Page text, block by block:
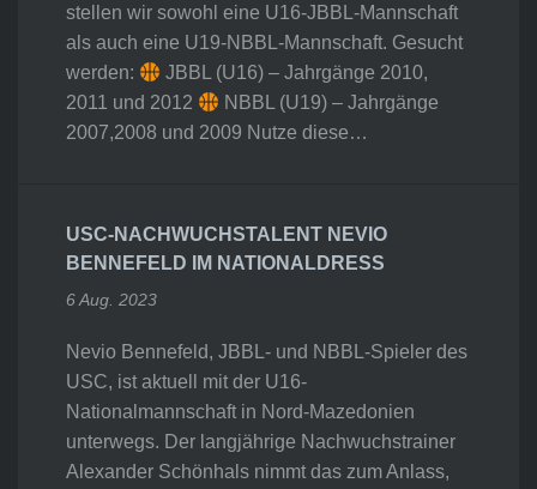
stellen wir sowohl eine U16-JBBL-Mannschaft
als auch eine U19-NBBL-Mannschaft. Gesucht
werden:
JBBL (U16) – Jahrgänge 2010,
2011 und 2012
NBBL (U19) – Jahrgänge
2007,2008 und 2009 Nutze diese…
USC-NACHWUCHSTALENT NEVIO
BENNEFELD IM NATIONALDRESS
6 Aug. 2023
Nevio Bennefeld, JBBL- und NBBL-Spieler des
USC, ist aktuell mit der U16-
Nationalmannschaft in Nord-Mazedonien
unterwegs. Der langjährige Nachwuchstrainer
Alexander Schönhals nimmt das zum Anlass,